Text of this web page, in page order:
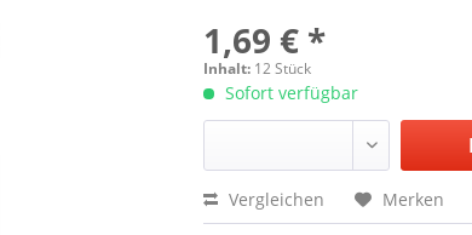
1,69 € *
Inhalt: 12 Stück
Sofort verfügbar
Vergleichen Merken